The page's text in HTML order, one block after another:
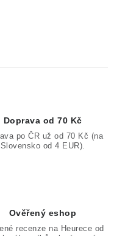
Doprava od 70 Kč
po ČR už od 70 Kč (na
Slovensko od 4 EUR).
Ověřený eshop
recenze na Heurece od